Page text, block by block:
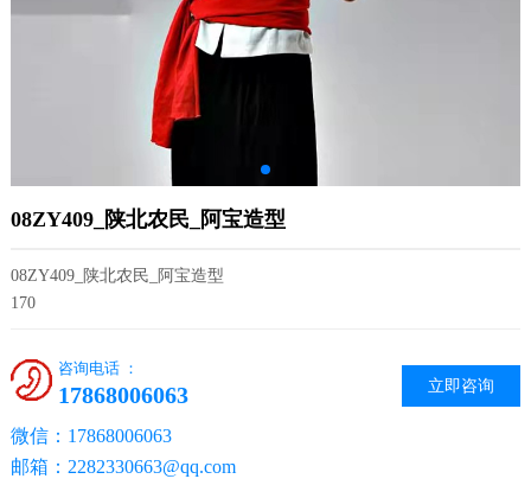
08ZY409_陕北农民_阿宝造型
08ZY409_陕北农民_阿宝造型
170
立即咨询
咨询电话 ：
17868006063
微信：17868006063
邮箱：2282330663@qq.com